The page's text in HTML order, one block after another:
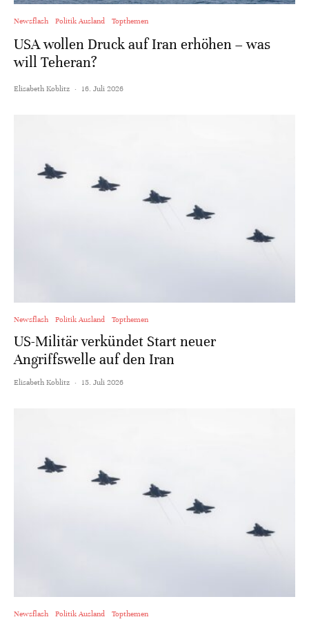
Newsflash Politik Ausland Topthemen
USA wollen Druck auf Iran erhöhen – was
will Teheran?
Elisabeth Koblitz · 16. Juli 2026
Newsflash Politik Ausland Topthemen
US-Militär verkündet Start neuer
Angriffswelle auf den Iran
Elisabeth Koblitz · 15. Juli 2026
Newsflash Politik Ausland Topthemen